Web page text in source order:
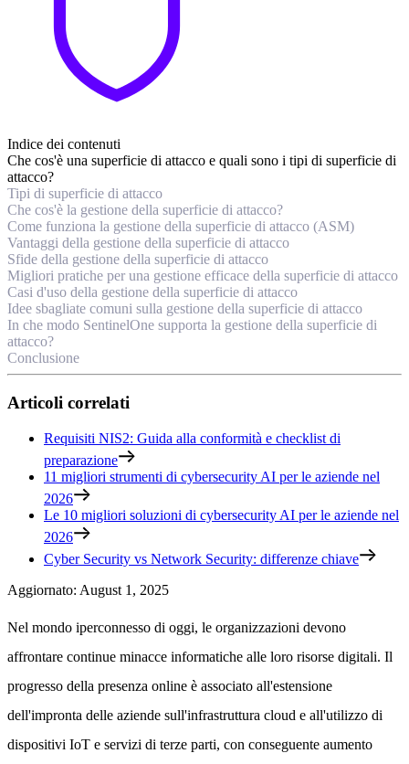
Indice dei contenuti
Che cos'è una superficie di attacco e quali sono i tipi di superficie di
attacco?
Tipi di superficie di attacco
Che cos'è la gestione della superficie di attacco?
Come funziona la gestione della superficie di attacco (ASM)
Vantaggi della gestione della superficie di attacco
Sfide della gestione della superficie di attacco
Migliori pratiche per una gestione efficace della superficie di attacco
Casi d'uso della gestione della superficie di attacco
Idee sbagliate comuni sulla gestione della superficie di attacco
In che modo SentinelOne supporta la gestione della superficie di
attacco?
Conclusione
Articoli correlati
Requisiti NIS2: Guida alla conformità e checklist di
preparazione
11 migliori strumenti di cybersecurity AI per le aziende nel
2026
Le 10 migliori soluzioni di cybersecurity AI per le aziende nel
2026
Cyber Security vs Network Security: differenze chiave
Aggiornato: August 1, 2025
Nel mondo iperconnesso di oggi, le organizzazioni devono
affrontare continue minacce informatiche alle loro risorse digitali. Il
progresso della presenza online è associato all'estensione
dell'impronta delle aziende sull'infrastruttura cloud e all'utilizzo di
dispositivi IoT e servizi di terze parti, con conseguente aumento